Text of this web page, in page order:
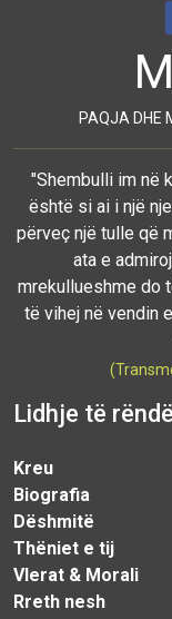
PAQJA DHE
"Shembulli im në
është si ai i një
përveç një tulle që
ata e
mrekullueshme do
të vihej në vendin
Lidhje të
Kreu
Biografia
Dëshmitë
Thëniet e tij
Vlerat & Morali
Rreth nesh